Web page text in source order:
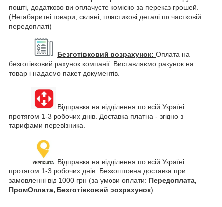
пошті, додатково ви оплачуєте комісію за переказ грошей.
(Негабаритні товари, скляні, пластикові деталі по частковій
передоплаті)
Безготівковий розрахунок: Оплата на
безготівковий рахунок компанії. Виставляємо рахунок на
товар і надаємо пакет документів.
Відправка на відділення по всій Україні
протягом 1-3 робочих днів. Доставка платна - згідно з
тарифами перевізника.
Відправка на відділення по всій Україні
протягом 1-3 робочих днів. Безкоштовна доставка при
замовленні від 1000 грн (за умови оплати: Передоплата,
ПромОплата, Безготівковий розрахунок)